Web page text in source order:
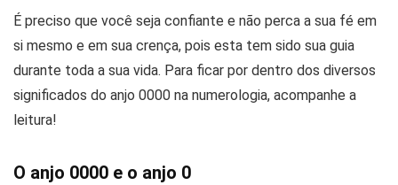
É preciso que você seja confiante e não perca a sua fé em
si mesmo e em sua crença, pois esta tem sido sua guia
durante toda a sua vida. Para ficar por dentro dos diversos
significados do anjo 0000 na numerologia, acompanhe a
leitura!
O anjo 0000 e o anjo 0